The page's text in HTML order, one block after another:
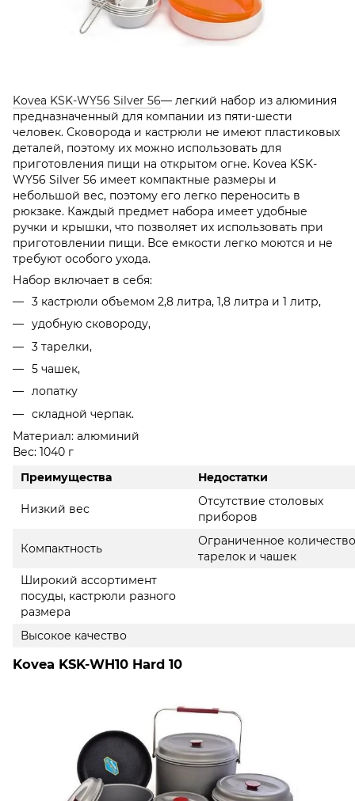
Kovea KSK-WY56 Silver 56— легкий набор из алюминия
предназначенный для компании из пяти-шести
человек. Сковорода и кастрюли не имеют пластиковых
деталей, поэтому их можно использовать для
приготовления пищи на открытом огне. Kovea KSK-
WY56 Silver 56 имеет компактные размеры и
небольшой вес, поэтому его легко переносить в
рюкзаке. Каждый предмет набора имеет удобные
ручки и крышки, что позволяет их использовать при
приготовлении пищи. Все емкости легко моются и не
требуют особого ухода.
Набор включает в себя:
3 кастрюли объемом 2,8 литра, 1,8 литра и 1 литр,
удобную сковороду,
3 тарелки,
5 чашек,
лопатку
складной черпак.
Материал: алюминий
Вес: 1040 г
Преимущества
Недостатки
Низкий вес
Отсутствие столовых
приборов
Компактность
Ограниченное количество
тарелок и чашек
Широкий ассортимент
посуды, кастрюли разного
размера
Высокое качество
Kovea KSK-WH10 Hard 10